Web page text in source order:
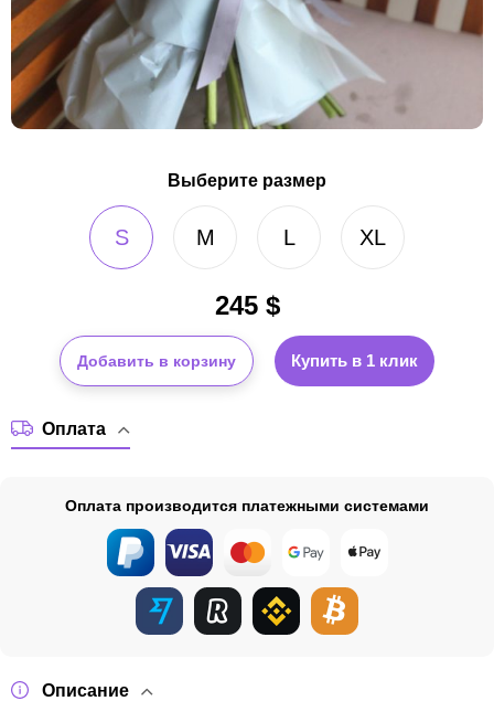
Выберите размер
S M L XL
245$
Добавить в корзину Купить в 1 клик
Описание
Оплата
Оплата производится платежными системами